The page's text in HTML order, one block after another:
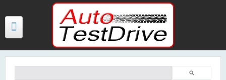
Mergi la conţinutul principal
Căutare